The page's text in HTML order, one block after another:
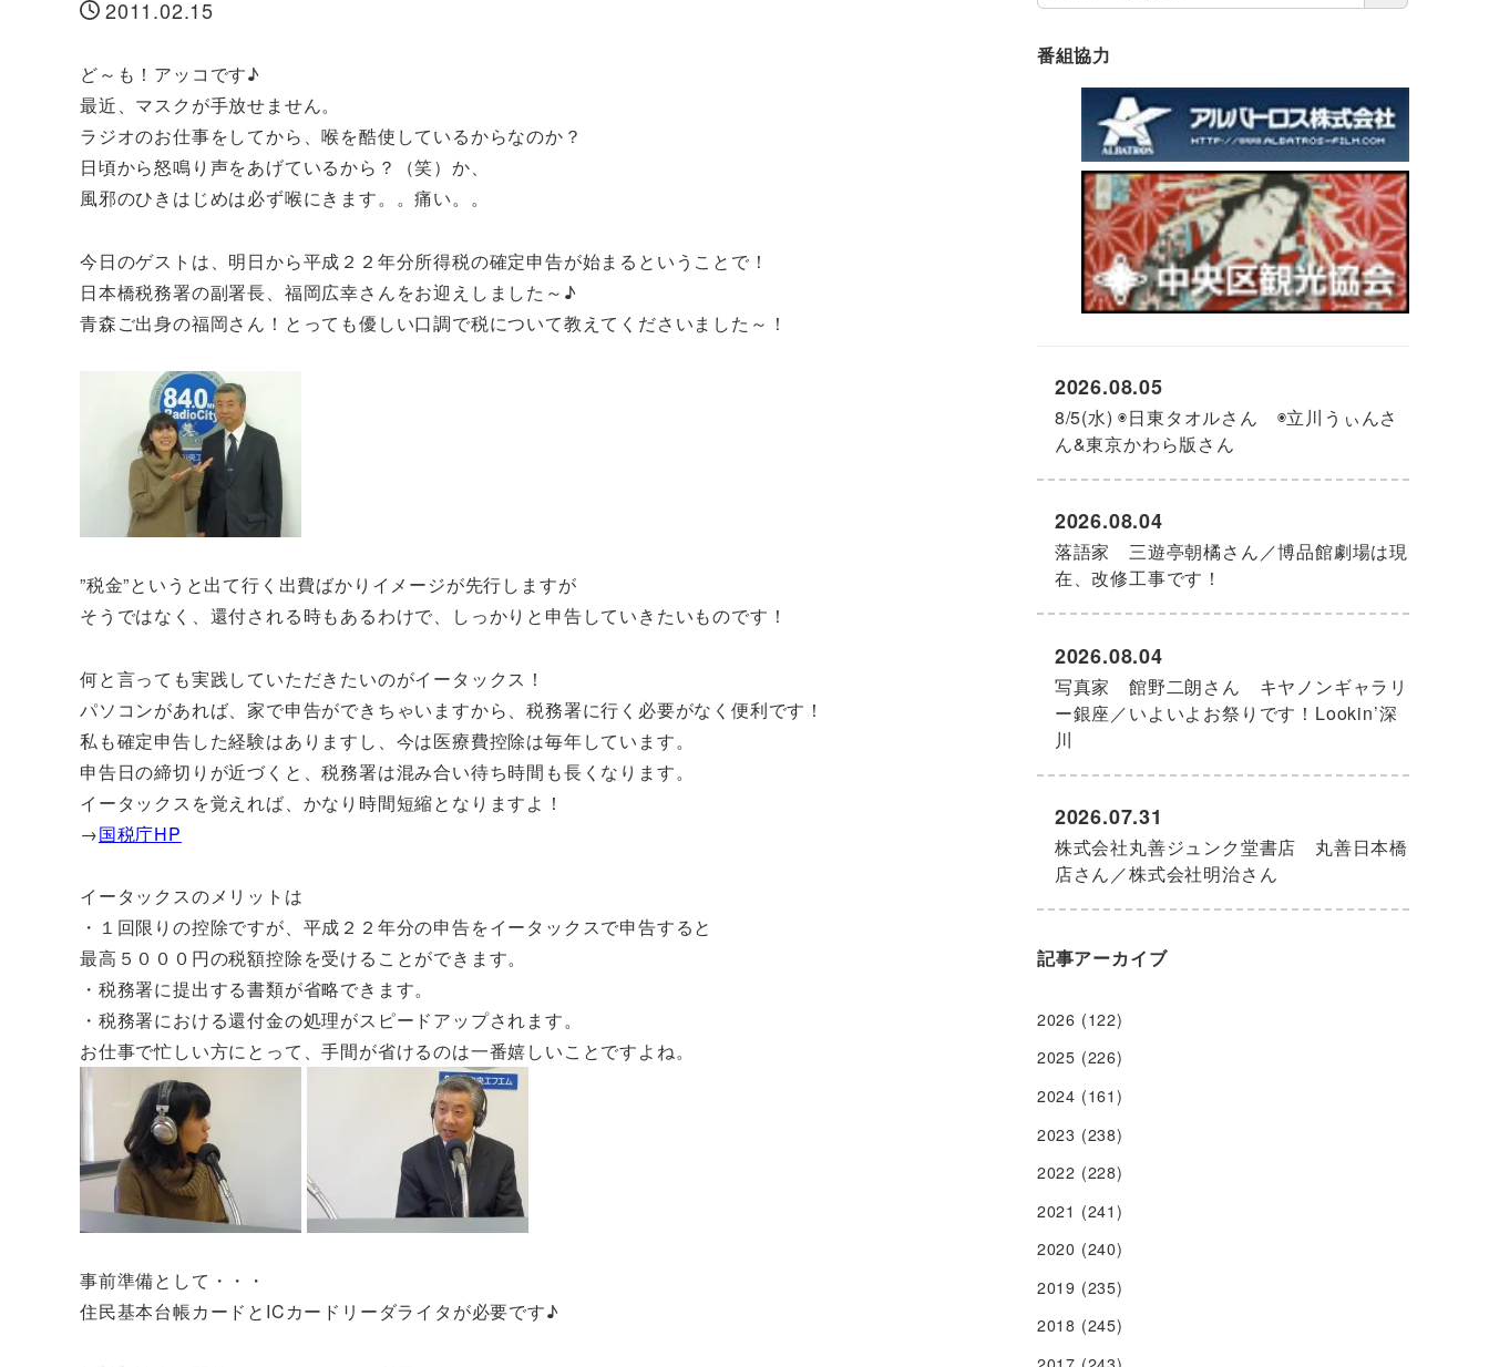
投稿日
2011.02.15
ど～も！アッコです♪
最近、マスクが手放せません。
ラジオのお仕事をしてから、喉を酷使しているからなのか？
日頃から怒鳴り声をあげているから？（笑）か、
風邪のひきはじめは必ず喉にきます。。痛い。。
今日のゲストは、明日から平成２２年分所得税の確定申告が始まるということで！
日本橋税務署の副署長、福岡広幸さんをお迎えしました～♪
青森ご出身の福岡さん！とっても優しい口調で税について教えてくださいました～！
”税金”というと出て行く出費ばかりイメージが先行しますが
そうではなく、還付される時もあるわけで、しっかりと申告していきたいものです！
何と言っても実践していただきたいのがイータックス！
パソコンがあれば、家で申告ができちゃいますから、税務署に行く必要がなく便利です！
私も確定申告した経験はありますし、今は医療費控除は毎年しています。
申告日の締切りが近づくと、税務署は混み合い待ち時間も長くなります。
イータックスを覚えれば、かなり時間短縮となりますよ！
→国税庁HP
イータックスのメリットは
・１回限りの控除ですが、平成２２年分の申告をイータックスで申告すると
最高５０００円の税額控除を受けることができます。
・税務署に提出する書類が省略できます。
・税務署における還付金の処理がスピードアップされます。
お仕事で忙しい方にとって、手間が省けるのは一番嬉しいことですよね。
事前準備として・・・
住民基本台帳カードとICカードリーダライタが必要です♪
番組協力
8/5(水) ◉日東タオルさん ◉立川うぃんさ
ん&東京かわら版さん
2026.08.05
落語家 三遊亭朝橘さん／博品館劇場は現
在、改修工事です！
2026.08.04
写真家 館野二朗さん キヤノンギャラリ
ー銀座／いよいよお祭りです！Lookin’深
川
2026.08.04
株式会社丸善ジュンク堂書店 丸善日本橋
店さん／株式会社明治さん
2026.07.31
記事アーカイブ
2026 (122)
2025 (226)
2024 (161)
2023 (238)
2022 (228)
2021 (241)
2020 (240)
2019 (235)
2018 (245)